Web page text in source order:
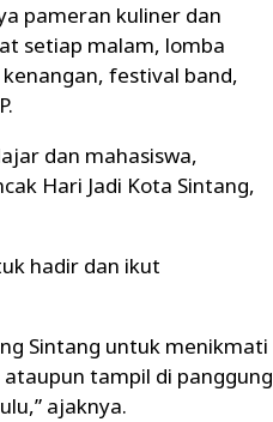
pameran kuliner dan
setiap malam, lomba
festival band,
dan mahasiswa,
Hari Jadi Kota Sintang,
hadir dan ikut
Sintang untuk menikmati
tampil di panggung
ajaknya.